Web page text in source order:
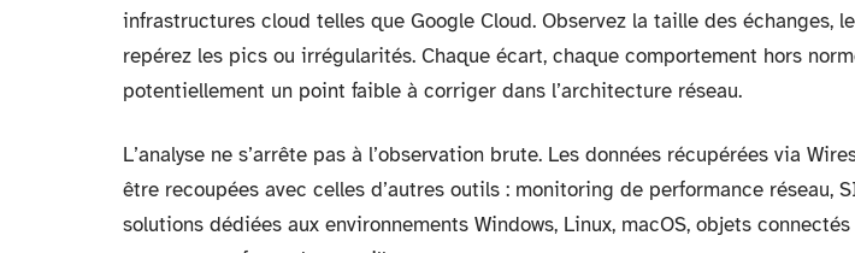
infrastructures cloud telles que Google Cloud. Observez la taille des échanges,
repérez les pics ou irrégularités. Chaque écart, chaque comportement hors
potentiellement un point faible à corriger dans l’architecture réseau.
L’analyse ne s’arrête pas à l’observation brute. Les données récupérées via
être recoupées avec celles d’autres outils : monitoring de performance réseau,
solutions dédiées aux environnements Windows, Linux, macOS, objets connectés